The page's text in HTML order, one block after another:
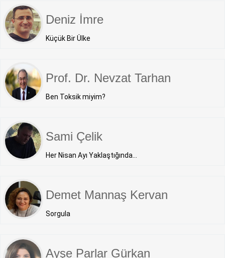
Deniz İmre
Küçük Bir Ülke
Prof. Dr. Nevzat Tarhan
Ben Toksik miyim?
Sami Çelik
Her Nisan Ayı Yaklaştığında...
Demet Mannaş Kervan
Sorgula
Ayşe Parlar Gürkan